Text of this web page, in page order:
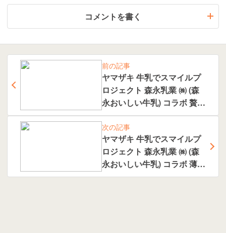
コメントを書く
前の記事
ヤマザキ 牛乳でスマイルプ
ロジェクト 森永乳業 ㈱ (森
永おいしい牛乳) コラボ 贅沢
ランチパック ザクザクカス
タード
次の記事
ヤマザキ 牛乳でスマイルプ
ロジェクト 森永乳業 ㈱ (森
永おいしい牛乳) コラボ 薄皮
練乳ミルククリームパン